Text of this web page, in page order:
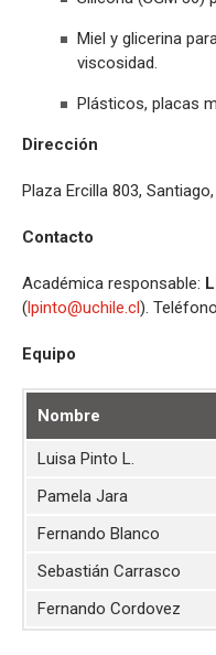
Miel y glicerina
viscosidad.
Plásticos, placas
Dirección
Plaza Ercilla 803,
Contacto
Académica responsable:
(lpinto@uchile.cl).
Equipo
Nombre
Luisa Pinto L.
Pamela Jara
Fernando Blanco
Sebastián Carrasco
Fernando Cordovez